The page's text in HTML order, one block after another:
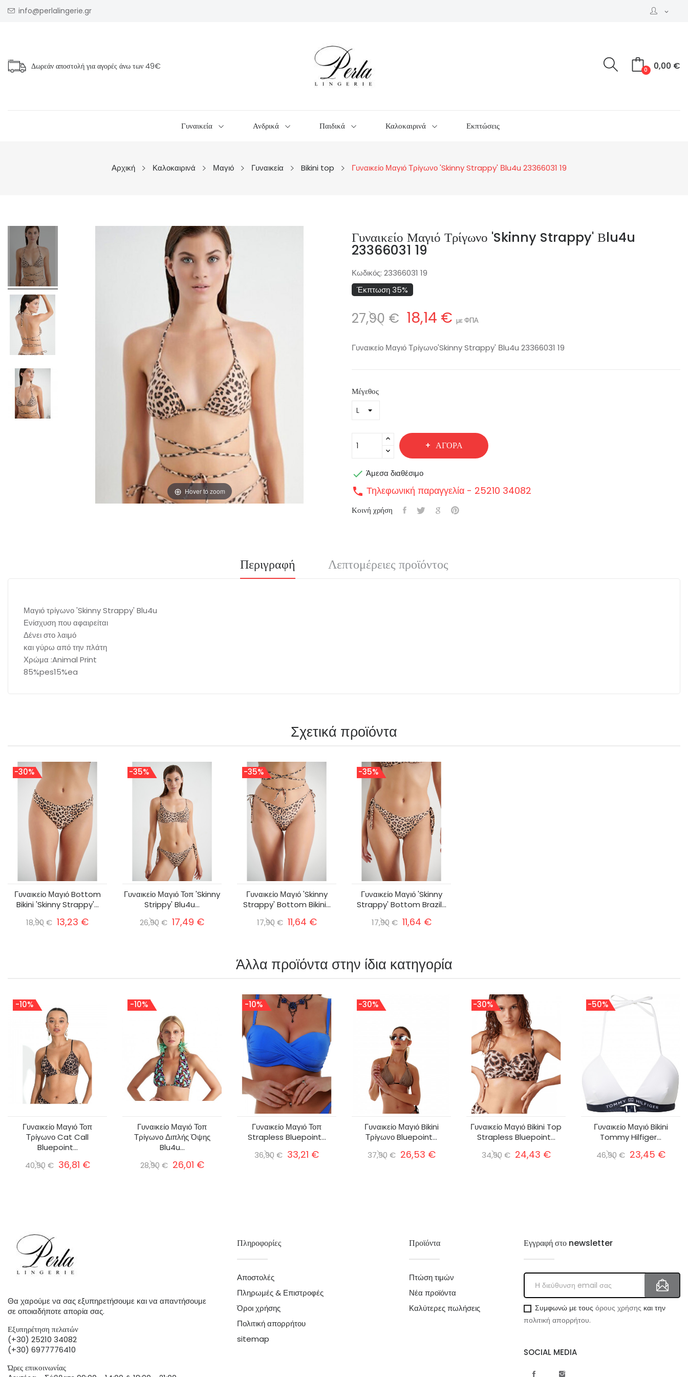
expand_more
info@perlalingerie.gr
Δωρεάν αποστολή για αγορές άνω των 49€ 0,00 €
0
Γυναικεία Ανδρικά Παιδικά Καλοκαιρινά Εκπτώσεις
Αρχική Καλοκαιρινά Μαγιό Γυναικεία Bikini top Γυναικείο Μαγιό Τρίγωνο 'Skinny Strappy' Βlu4u 23366031 19
Hover to zoom
Γυναικείο Μαγιό Τρίγωνο 'Skinny Strappy' Βlu4u
23366031 19
Κωδικός: 23366031 19
Έκπτωση 35%
27,90 € 18,14 € με ΦΠΑ
Γυναικείο Μαγιό Τρίγωνο'Skinny Strappy' Βlu4u 23366031 19
Μέγεθος
ΑΓΟΡΆ
 Άμεσα διαθέσιμο
call Τηλεφωνική παραγγελία - 25210 34082
Κοινή χρήση
Περιγραφή Λεπτομέρειες προϊόντος
Μαγιό τρίγωνο 'Skinny Strappy' Blu4u
Ενίσχυση που αφαιρείται
Δένει στο λαιμό
και γύρω από την πλάτη
Χρώμα :Animal Print
85%pes15%ea
Σχετικά προϊόντα
-30%
Γυναικείο Μαγιό Bottom
Bikini 'skinny Strappy'...
18,90 € 13,23 €
-35%
Γυναικείο Μαγιό Τοπ 'Skinny
Strippy' Blu4u...
26,90 € 17,49 €
-35%
Γυναικείο Μαγιό 'Skinny
Strappy' Bottom Bikini...
17,90 € 11,64 €
-35%
Γυναικείο Μαγιό 'Skinny
Strappy' Bottom Brazil...
17,90 € 11,64 €
Άλλα προϊόντα στην ίδια κατηγορία
-10%
Γυναικείο Μαγιό Τοπ
Τρίγωνο Cat Call
Bluepoint...
40,90 € 36,81 €
-10%
Γυναικείο Μαγιό Τοπ
Τρίγωνο Διπλής Όψης
Blu4u...
28,90 € 26,01 €
-10%
Γυναικείο Μαγιό Τοπ
Strapless Bluepoint...
36,90 € 33,21 €
-30%
Γυναικείο Μαγιό Bikini
Τρίγωνο Bluepoint...
37,90 € 26,53 €
-30%
Γυναικείο Μαγιό Bikini Top
Strapless Bluepoint...
34,90 € 24,43 €
-50%
Γυναικείο Μαγιό Bikini
Tommy Hilfiger...
46,90 € 23,45 €
Θα χαρούμε να σας εξυπηρετήσουμε και να απαντήσουμε
σε οποιαδήποτε απορία σας.
Εξυπηρέτηση πελατών
(+30) 25210 34082
(+30) 6977776410
Ώρες επικοινωνίας
Πληροφορίες
Αποστολές
Πληρωμές & Επιστροφές
Όροι χρήσης
Πολιτική απορρήτου
sitemap
Προϊόντα
Πτώση τιμών
Νέα προϊόντα
Καλύτερες πωλήσεις
Εγγραφή στο newsletter
Συμφωνώ με τους όρους χρήσηςκαι την
πολιτική απορρήτου.
SOCIAL MEDIA